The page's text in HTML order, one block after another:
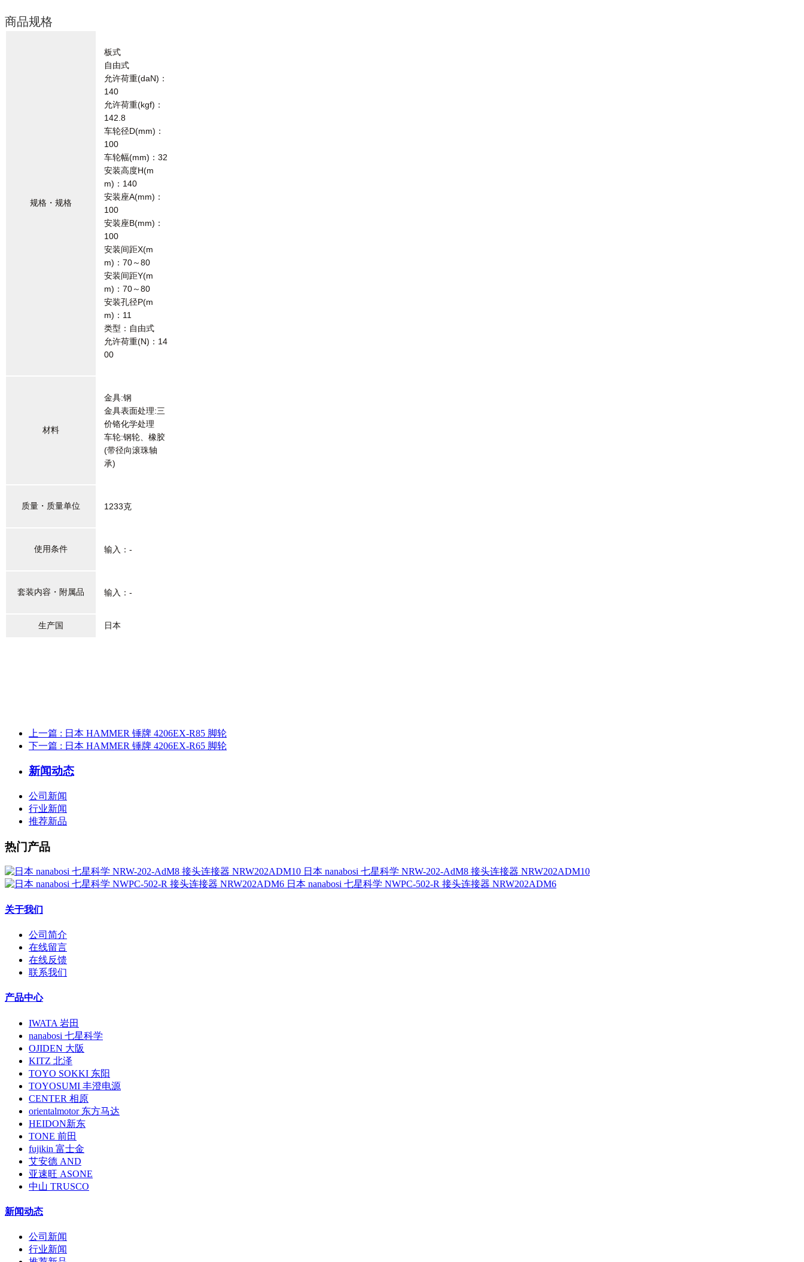
商品规格
规格・规格
板式
自由式
允许荷重(daN)：
140
允许荷重(kgf)：
142.8
车轮径D(mm)：
100
车轮幅(mm)：32
安装高度H(m
m)：140
安装座A(mm)：
100
安装座B(mm)：
100
安装间距X(m
m)：70～80
安装间距Y(m
m)：70～80
安装孔径P(m
m)：11
类型：自由式
允许荷重(N)：14
00
材料
金具:钢
金具表面处理:三
价铬化学处理
车轮:钢轮、橡胶
(带径向滚珠轴
承)
质量・质量单位 1233克
使用条件 输入：-
套装内容・附属品 输入：-
生产国 日本
上一篇 : 日本 HAMMER 锤牌 4206EX-R85 脚轮
下一篇 : 日本 HAMMER 锤牌 4206EX-R65 脚轮
新闻动态
公司新闻
行业新闻
推荐新品
热门产品
日本 nanabosi 七星科学 NRW-202-AdM8 接头连接器 NRW202ADM10
日本 nanabosi 七星科学 NWPC-502-R 接头连接器 NRW202ADM6
关于我们
公司简介
在线留言
在线反馈
联系我们
产品中心
IWATA 岩田
nanabosi 七星科学
OJIDEN 大阪
KITZ 北泽
TOYO SOKKI 东阳
TOYOSUMI 丰澄电源
CENTER 相原
orientalmotor 东方马达
HEIDON新东
TONE 前田
fujikin 富士金
艾安德 AND
亚速旺 ASONE
中山 TRUSCO
新闻动态
公司新闻
行业新闻